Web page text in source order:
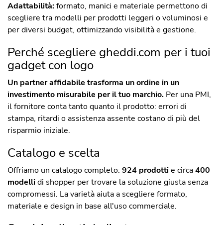
Adattabilità:formato, manici e materiale permettono di
scegliere tra modelli per prodotti leggeri o voluminosi e
per diversi budget, ottimizzando visibilità e gestione.
Perché scegliere gheddi.com per i tuoi
gadget con logo
Un partner affidabile trasforma un ordine in un
investimento misurabile per il tuo marchio. Per una PMI,
il fornitore conta tanto quanto il prodotto: errori di
stampa, ritardi o assistenza assente costano di più del
risparmio iniziale.
Catalogo e scelta
Offriamo un catalogo completo: 924 prodottie circa400
modellidi shopper per trovare la soluzione giusta senza
compromessi. La varietà aiuta a scegliere formato,
materiale e design in base all'uso commerciale.